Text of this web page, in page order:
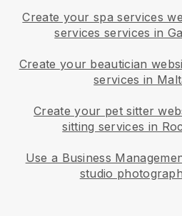
Create your spa services
services services in
Create your beautician
services in
Create your pet sitter
sitting services in
Use a Business
studio